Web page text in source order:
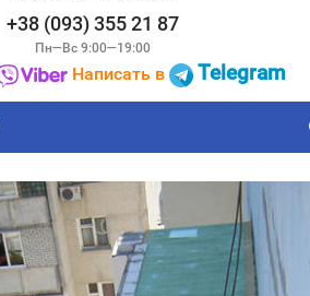
+38 (093) 355 21 87
Пн—Вс 9:00—19:00
Написать в Telegram